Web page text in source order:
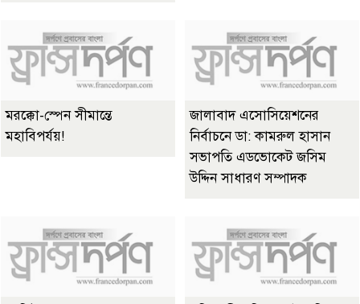
মরক্কো-স্পেন সীমান্তে
মহাবিপর্যয়!
জালাবাদ এসোসিয়েশনের
নির্বাচনে ডা: কামরুল হাসান
সভাপতি এডভোকেট জসিম
উদ্দিন সাধারণ সম্পাদক